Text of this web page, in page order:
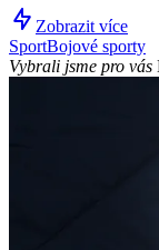
Zobrazit více
SportBojové sporty
Vybrali jsme pro vás